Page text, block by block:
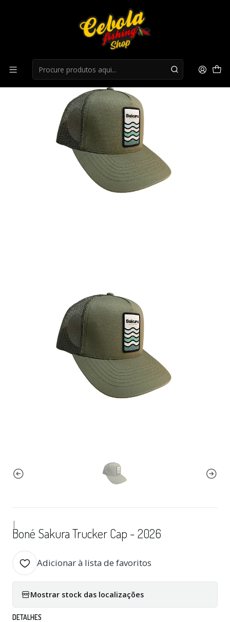
Boné Sakura Trucker Cap - 2026
|
Boné Sakura Trucker Cap - 2026
Adicionar à lista de favoritos
Mostrar stock das localizações
DETALHES